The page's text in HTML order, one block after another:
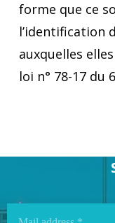
forme que ce
l’identification
auxquelles
loi n° 78-17 du